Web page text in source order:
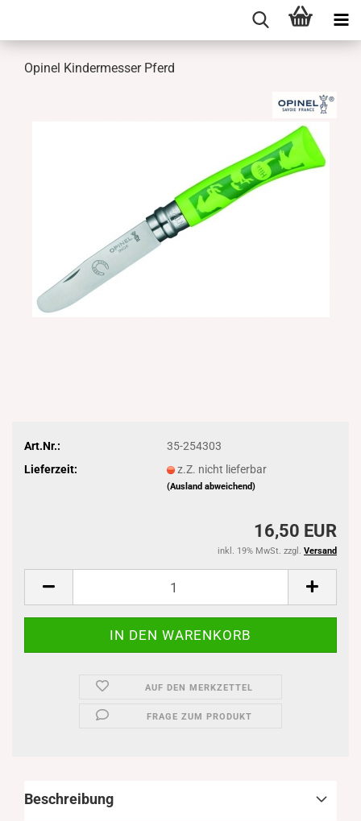
Opinel Kindermesser Pferd
Art.Nr.:
35-254303
Lieferzeit:
z.Z. nicht lieferbar
(Ausland abweichend)
16,50 EUR
inkl. 19% MwSt. zzgl. Versand
AUF DEN MERKZETTEL
FRAGE ZUM PRODUKT
Beschreibung